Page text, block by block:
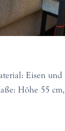
Eisen und
Höhe 55